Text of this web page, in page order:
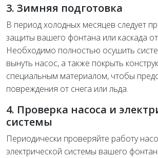
3. Зимняя подготовка
В период холодных месяцев следует
защиты вашего фонтана или каскада
Необходимо полностью осушить
вынуть насос, а также покрыть
специальным материалом, чтобы
повреждения от снега или льда.
4. Проверка насоса и
системы
Периодически проверяйте работу
электрической системы вашего